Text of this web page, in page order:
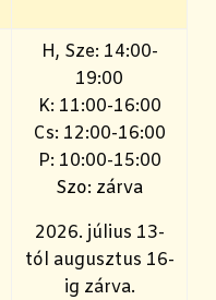
H, Sze: 14:00-
19:00
K: 11:00-16:00
Cs: 12:00-16:00
P: 10:00-15:00
Szo: zárva
2026. július 13-
tól augusztus 16-
ig zárva.